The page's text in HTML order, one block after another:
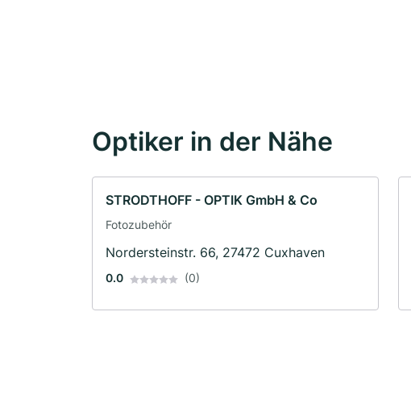
Optiker in der Nähe
STRODTHOFF - OPTIK GmbH & Co
Fotozubehör
Nordersteinstr. 66, 27472 Cuxhaven
0.0 (0)